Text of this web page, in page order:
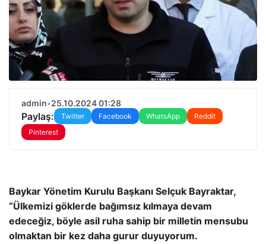
admin•25.10.2024 01:28
Paylaş: Twitter Facebook WhatsApp
Reddit
Pinterest
Baykar Yönetim Kurulu Başkanı Selçuk Bayraktar,
“Ülkemizi göklerde bağımsız kılmaya devam
edeceğiz, böyle asil ruha sahip bir milletin mensubu
olmaktan bir kez daha gurur duyuyorum.